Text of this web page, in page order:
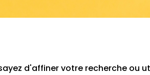
d'affiner votre recherche ou